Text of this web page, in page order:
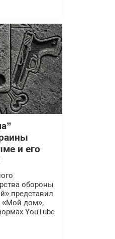
и его
обороны
представил
«Мой дом»,
YouTube